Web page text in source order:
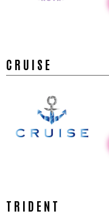
CRUISE
TRIDENT